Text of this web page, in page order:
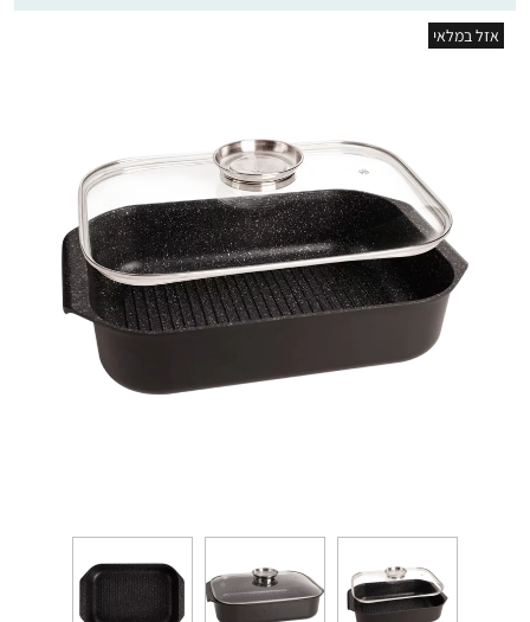
אזל במלאי